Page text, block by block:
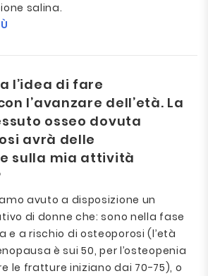
salina.
l’idea di fare
l’avanzare dell’età. La
osseo dovuta
avrà delle
sulla mia attività
avuto a disposizione un
di donne che: sono nella fase
e a rischio di osteoporosi (l’età
è sui 50, per l’osteopenia
le fratture iniziano dai 70-75), o